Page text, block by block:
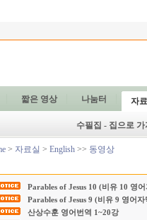
짧은 영상 나눔터 자
수필집 - 집으로 가
> 자료실 > English >> 동영상
Parables of Jesus 10 (비유 10 영
Parables of Jesus 9 (비유 9 영어자
산상수훈 영어번역 1~20강